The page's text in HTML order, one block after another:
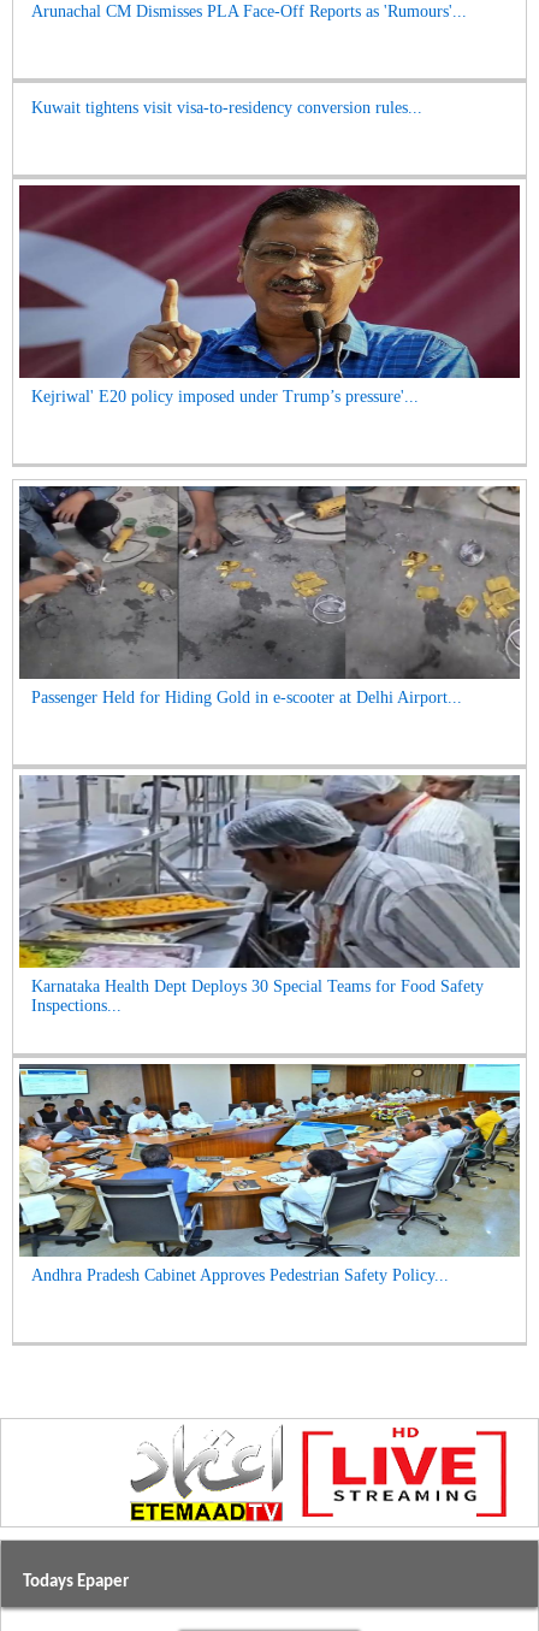
Arunachal CM Dismisses PLA Face-Off Reports as 'Rumours'...
Kuwait tightens visit visa-to-residency conversion rules...
Kejriwal' E20 policy imposed under Trump’s pressure'...
Passenger Held for Hiding Gold in e-scooter at Delhi Airport...
Karnataka Health Dept Deploys 30 Special Teams for Food Safety
Inspections...
Andhra Pradesh Cabinet Approves Pedestrian Safety Policy...
Todays Epaper